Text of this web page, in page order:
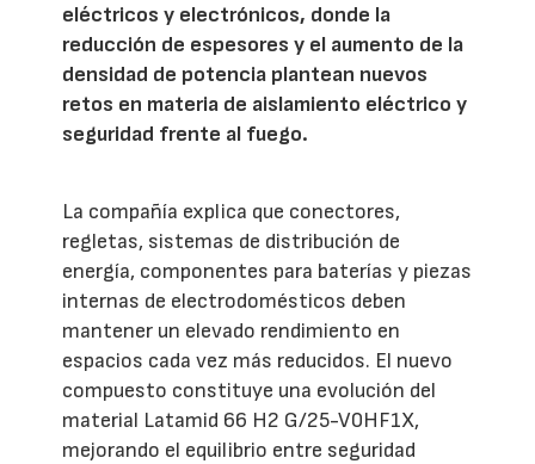
eléctricos y electrónicos, donde la
reducción de espesores y el aumento de la
densidad de potencia plantean nuevos
retos en materia de aislamiento eléctrico y
seguridad frente al fuego.
La compañía explica que conectores,
regletas, sistemas de distribución de
energía, componentes para baterías y piezas
internas de electrodomésticos deben
mantener un elevado rendimiento en
espacios cada vez más reducidos. El nuevo
compuesto constituye una evolución del
material Latamid 66 H2 G/25-V0HF1X,
mejorando el equilibrio entre seguridad